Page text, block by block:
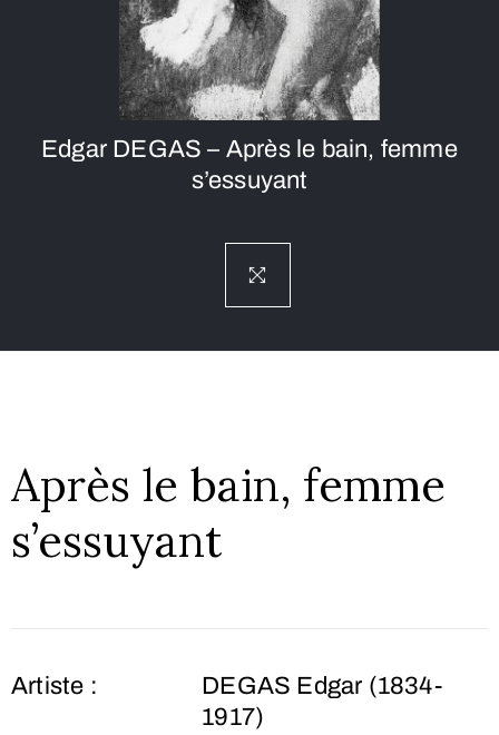
Edgar DEGAS – Après le bain, femme
s’essuyant
Après le bain, femme
s’essuyant
Artiste :
DEGAS Edgar (1834-
1917)